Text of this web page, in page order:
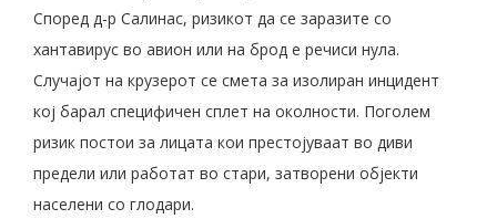
Според д-р Салинас, ризикот да се заразите со
хантавирус во авион или на брод е речиси нула.
Случајот на крузерот се смета за изолиран инцидент
кој барал специфичен сплет на околности. Поголем
ризик постои за лицата кои престојуваат во диви
предели или работат во стари, затворени објекти
населени со глодари.